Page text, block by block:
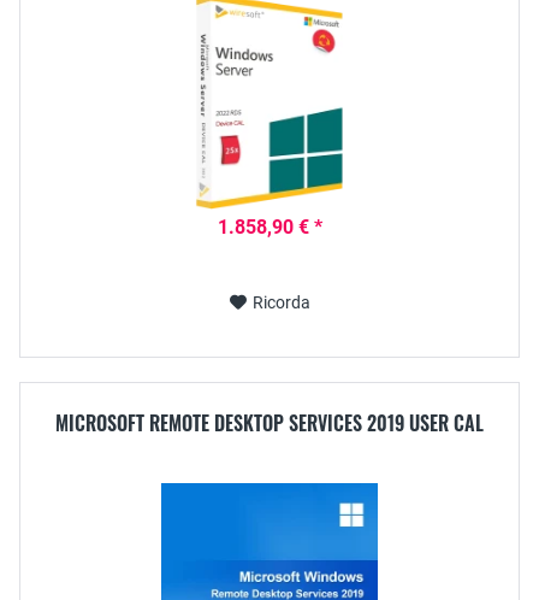
1.858,90 € *
Ricorda
MICROSOFT REMOTE DESKTOP SERVICES 2019 USER CAL